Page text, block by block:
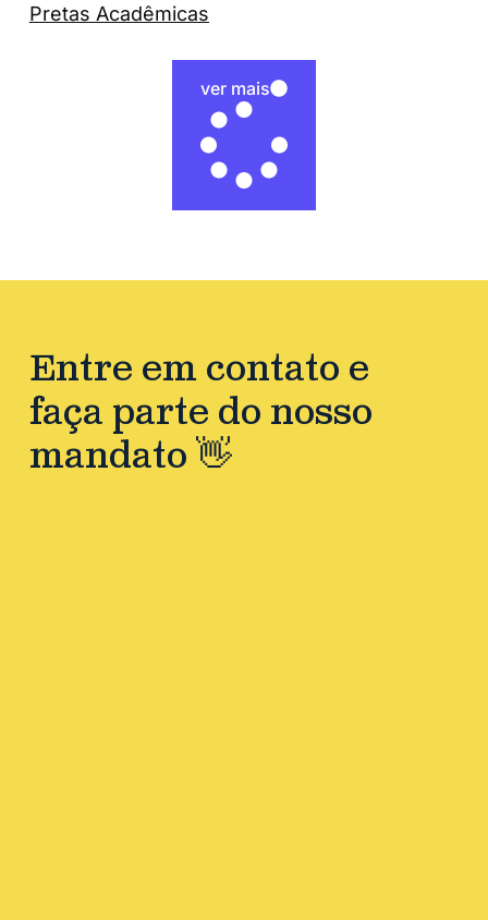
Pretas Acadêmicas
ver mais
Entre em contato e
faça parte do nosso
mandato 👋